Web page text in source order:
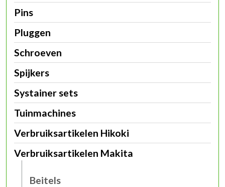
Pins
Pluggen
Schroeven
Spijkers
Systainer sets
Tuinmachines
Verbruiksartikelen Hikoki
Verbruiksartikelen Makita
Beitels